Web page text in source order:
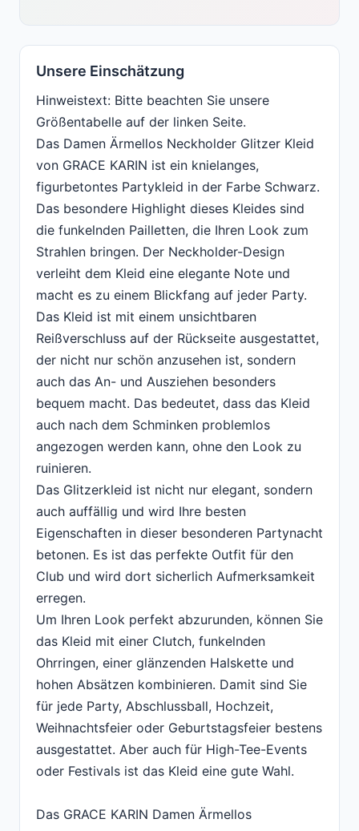
Unsere Einschätzung
Hinweistext: Bitte beachten Sie unsere
Größentabelle auf der linken Seite.
Das Damen Ärmellos Neckholder Glitzer Kleid
von GRACE KARIN ist ein knielanges,
figurbetontes Partykleid in der Farbe Schwarz.
Das besondere Highlight dieses Kleides sind
die funkelnden Pailletten, die Ihren Look zum
Strahlen bringen. Der Neckholder-Design
verleiht dem Kleid eine elegante Note und
macht es zu einem Blickfang auf jeder Party.
Das Kleid ist mit einem unsichtbaren
Reißverschluss auf der Rückseite ausgestattet,
der nicht nur schön anzusehen ist, sondern
auch das An- und Ausziehen besonders
bequem macht. Das bedeutet, dass das Kleid
auch nach dem Schminken problemlos
angezogen werden kann, ohne den Look zu
ruinieren.
Das Glitzerkleid ist nicht nur elegant, sondern
auch auffällig und wird Ihre besten
Eigenschaften in dieser besonderen Partynacht
betonen. Es ist das perfekte Outfit für den
Club und wird dort sicherlich Aufmerksamkeit
erregen.
Um Ihren Look perfekt abzurunden, können Sie
das Kleid mit einer Clutch, funkelnden
Ohrringen, einer glänzenden Halskette und
hohen Absätzen kombinieren. Damit sind Sie
für jede Party, Abschlussball, Hochzeit,
Weihnachtsfeier oder Geburtstagsfeier bestens
ausgestattet. Aber auch für High-Tee-Events
oder Festivals ist das Kleid eine gute Wahl.
Das GRACE KARIN Damen Ärmellos